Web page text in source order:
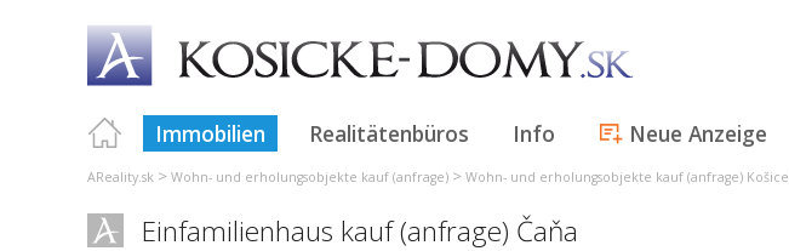
Immobilien Realitätenbüros Info Neue Anzeige
AReality.sk > Wohn- und erholungsobjekte kauf (anfrage) > Wohn- und erholungsobjekte kauf (anfrage) Košice
Einfamilienhaus kauf (anfrage) Čaňa